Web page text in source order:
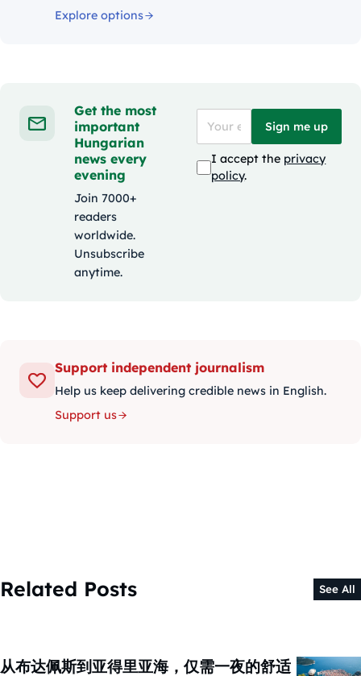
Explore options
Get the most
important
Hungarian
news every
evening
Join 7000+
readers
worldwide.
Unsubscribe
anytime.
Sign me up
I accept the privacy
policy.
Support independent journalism
Help us keep delivering credible news in English.
Support us
Related Posts See All
从布达佩斯到亚得里亚海，仅需一夜的舒适